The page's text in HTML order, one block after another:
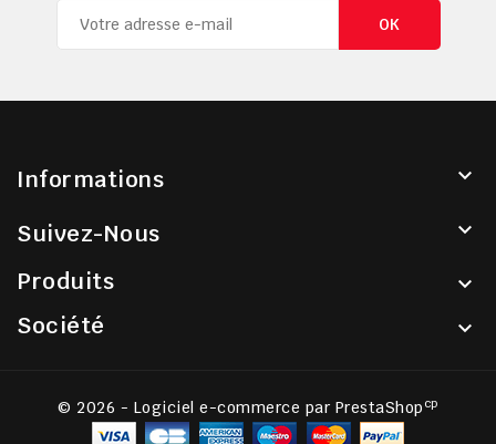
Informations 
Suivez-Nous 
Produits 
Société 
© 2026 - Logiciel e-commerce par PrestaShop cp